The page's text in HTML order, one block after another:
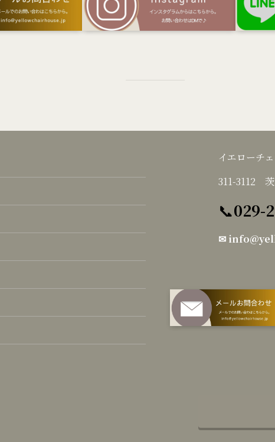
イエロー
311-3112 茨
📞029-
✉